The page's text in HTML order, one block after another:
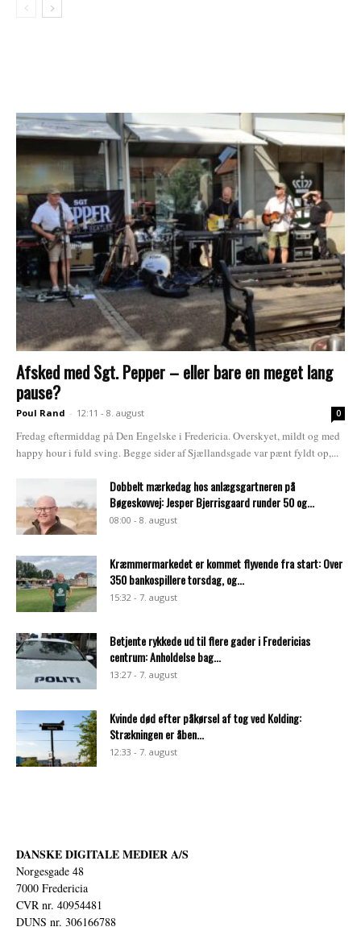
Afsked med Sgt. Pepper – eller bare en meget lang
pause?
Poul Rand - 12:11 - 8. august 0
Fredag eftermiddag på Den Engelske i Fredericia. Overskyet, mildt og med
happy hour i fuld sving. Begge sider af Sjællandsgade var pænt fyldt op,...
Dobbelt mærkedag hos anlægsgartneren på
Bøgeskovvej: Jesper Bjerrisgaard runder 50 og...
08:00 - 8. august
Kræmmermarkedet er kommet flyvende fra start: Over
350 bankospillere torsdag, og...
15:32 - 7. august
Betjente rykkede ud til flere gader i Fredericias
centrum: Anholdelse bag...
13:27 - 7. august
Kvinde død efter påkørsel af tog ved Kolding:
Strækningen er åben...
12:33 - 7. august
DANSKE DIGITALE MEDIER A/S
Norgesgade 48
7000 Fredericia
CVR nr. 40954481
DUNS nr. 306166788